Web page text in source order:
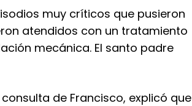
muy críticos que pusieron
atendidos con un tratamiento
mecánica. El santo padre
de Francisco, explicó que